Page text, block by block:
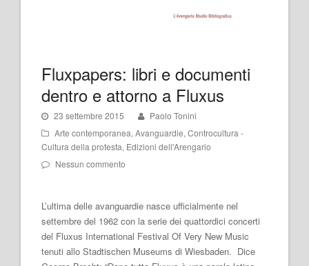
Fluxpapers: libri e documenti
dentro e attorno a Fluxus
23 settembre 2015
Paolo Tonini
Arte contemporanea, Avanguardie, Controcultura -
Cultura della protesta, Edizioni dell'Arengario
Nessun commento
L’ultima delle avanguardie nasce ufficialmente nel
settembre del 1962 con la serie dei quattordici concerti
del Fluxus International Festival Of Very New Music
tenuti allo Stadtischen Museums di Wiesbaden. Dice